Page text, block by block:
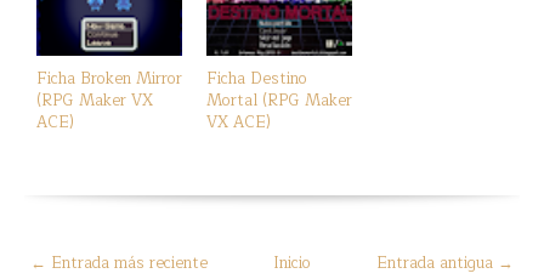
Ficha Broken Mirror
(RPG Maker VX
ACE)
Ficha Destino
Mortal (RPG Maker
VX ACE)
← Entrada más reciente Entrada antigua →
Inicio